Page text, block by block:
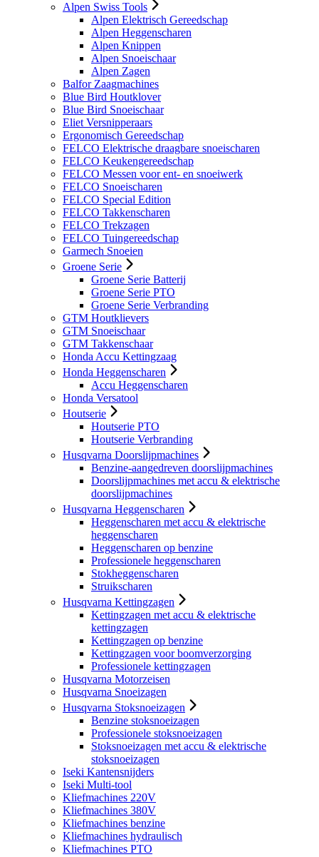
Alpen Swiss Tools
Alpen Elektrisch Gereedschap
Alpen Heggenscharen
Alpen Knippen
Alpen Snoeischaar
Alpen Zagen
Balfor Zaagmachines
Blue Bird Houtklover
Blue Bird Snoeischaar
Eliet Versnipperaars
Ergonomisch Gereedschap
FELCO Elektrische draagbare snoeischaren
FELCO Keukengereedschap
FELCO Messen voor ent- en snoeiwerk
FELCO Snoeischaren
FELCO Special Edition
FELCO Takkenscharen
FELCO Trekzagen
FELCO Tuingereedschap
Garmech Snoeien
Groene Serie
Groene Serie Batterij
Groene Serie PTO
Groene Serie Verbranding
GTM Houtklievers
GTM Snoeischaar
GTM Takkenschaar
Honda Accu Kettingzaag
Honda Heggenscharen
Accu Heggenscharen
Honda Versatool
Houtserie
Houtserie PTO
Houtserie Verbranding
Husqvarna Doorslijpmachines
Benzine-aangedreven doorslijpmachines
Doorslijpmachines met accu & elektrische
doorslijpmachines
Husqvarna Heggenscharen
Heggenscharen met accu & elektrische
heggenscharen
Heggenscharen op benzine
Professionele heggenscharen
Stokheggenscharen
Struikscharen
Husqvarna Kettingzagen
Kettingzagen met accu & elektrische
kettingzagen
Kettingzagen op benzine
Kettingzagen voor boomverzorging
Professionele kettingzagen
Husqvarna Motorzeisen
Husqvarna Snoeizagen
Husqvarna Stoksnoeizagen
Benzine stoksnoeizagen
Professionele stoksnoeizagen
Stoksnoeizagen met accu & elektrische
stoksnoeizagen
Iseki Kantensnijders
Iseki Multi-tool
Kliefmachines 220V
Kliefmachines 380V
Kliefmachines benzine
Kliefmachines hydraulisch
Kliefmachines PTO